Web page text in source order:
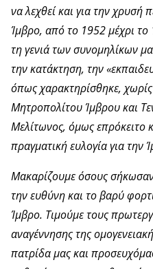
να λεχθεί και για την χρυσή
Ίμβρο, από το 1952 μέχρι το
τη γενιά των συνομηλίκων
την κατάκτηση, την
όπως χαρακτηρίσθηκε,
Μητροπολίτου Ίμβρου και
Μελίτωνος, όμως επρόκειτο
πραγματική ευλογία για την
Μακαρίζουμε όσους
την ευθύνη και το βαρύ
Ίμβρο. Τιμούμε τους
αναγέννησης της
πατρίδα μας και